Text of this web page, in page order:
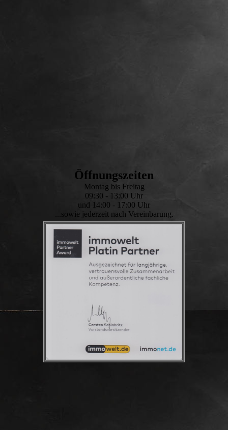
Öffnungszeiten
Montag bis Freitag
09:30 - 13:00 Uhr
und 14:00 - 17:00 Uhr
...sowie jederzeit nach Vereinbarung.